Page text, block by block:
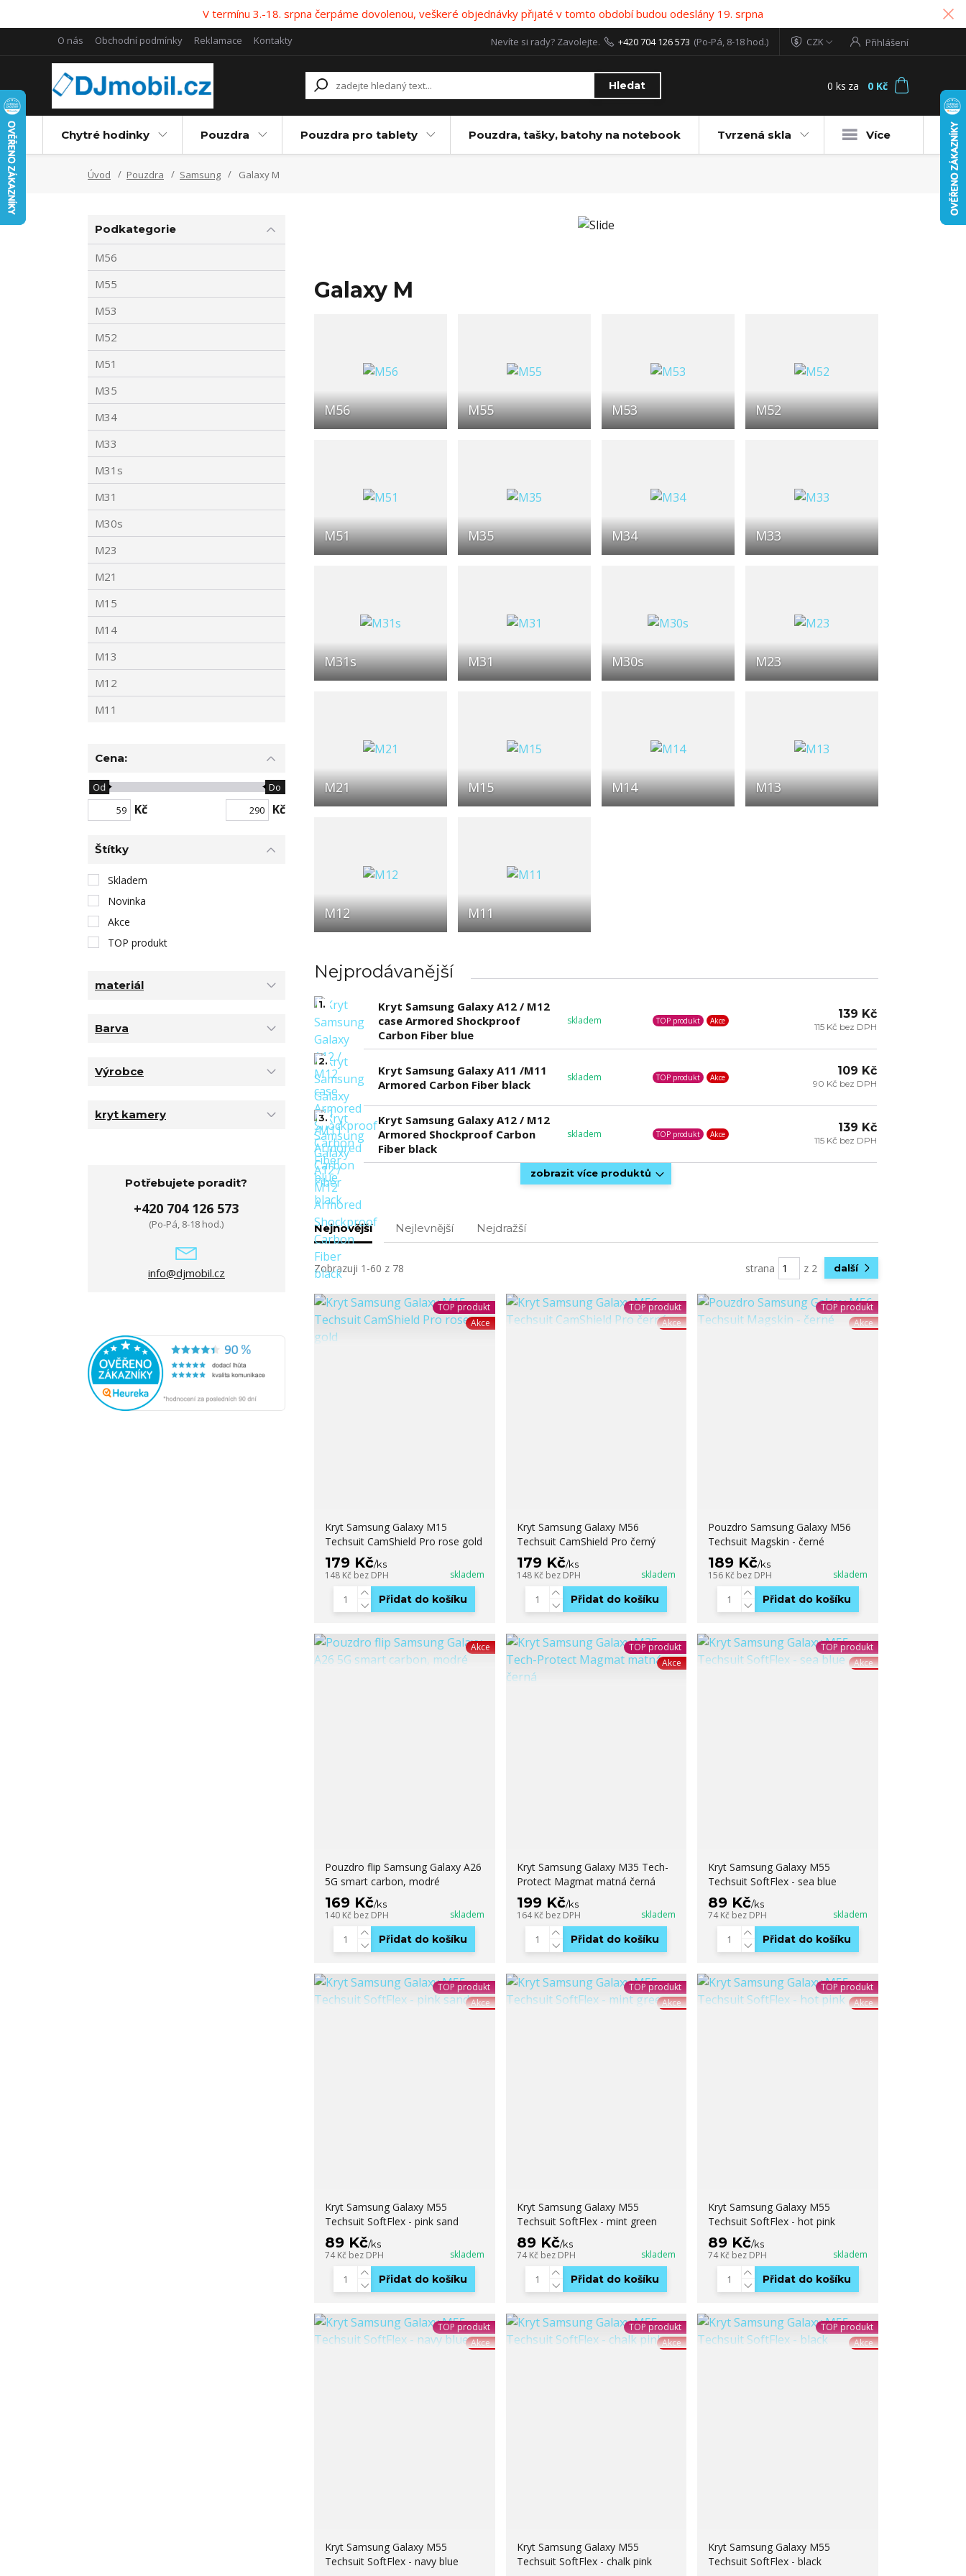
V termínu 3.-18. srpna čerpáme dovolenou, veškeré objednávky přijaté v tomto období budou odeslány 19. srpna
O nás Obchodní podmínky Reklamace Kontakty CZK Přihlášení
Hledat
Nevíte si rady? Zavolejte. +420 704 126 573 (Po-Pá, 8-18 hod.)
0 ks za 0 Kč
Chytré hodinky Pouzdra Pouzdra pro tablety Pouzdra, tašky, batohy na notebook Tvrzená skla Více
Úvod Pouzdra Samsung Galaxy M
Galaxy M
M56 M55 M53 M52
M51 M35 M34 M33
M31s M31 M30s M23
M21 M15 M14 M13
M12 M11
Nejprodávanější
1.
Kryt Samsung Galaxy A12 / M12
case Armored Shockproof
Carbon Fiber blue
skladem TOP produkt Akce 139 Kč
115 Kč bez DPH
2.
Kryt Samsung Galaxy A11 /M11
Armored Carbon Fiber black
skladem TOP produkt Akce 109 Kč
90 Kč bez DPH
3.
Kryt Samsung Galaxy A12 / M12
Armored Shockproof Carbon
Fiber black
skladem TOP produkt Akce 139 Kč
115 Kč bez DPH
zobrazit více produktů
Nejnovější Nejlevnější Nejdražší
Zobrazuji 1-60 z 78 strana z 2 další
TOP produkt
Akce
Kryt Samsung Galaxy M15
Techsuit CamShield Pro rose gold
179 Kč/ks
148 Kč bez DPH skladem
Přidat do košíku
TOP produkt
Akce
Kryt Samsung Galaxy M56
Techsuit CamShield Pro černý
179 Kč/ks
148 Kč bez DPH skladem
Přidat do košíku
TOP produkt
Akce
Pouzdro Samsung Galaxy M56
Techsuit Magskin - černé
189 Kč/ks
156 Kč bez DPH skladem
Přidat do košíku
Akce
Pouzdro flip Samsung Galaxy A26
5G smart carbon, modré
169 Kč/ks
140 Kč bez DPH skladem
Přidat do košíku
TOP produkt
Akce
Kryt Samsung Galaxy M35 Tech-
Protect Magmat matná černá
199 Kč/ks
164 Kč bez DPH skladem
Přidat do košíku
TOP produkt
Akce
Kryt Samsung Galaxy M55
Techsuit SoftFlex - sea blue
89 Kč/ks
74 Kč bez DPH skladem
Přidat do košíku
TOP produkt
Akce
Kryt Samsung Galaxy M55
Techsuit SoftFlex - pink sand
89 Kč/ks
74 Kč bez DPH skladem
Přidat do košíku
TOP produkt
Akce
Kryt Samsung Galaxy M55
Techsuit SoftFlex - mint green
89 Kč/ks
74 Kč bez DPH skladem
Přidat do košíku
TOP produkt
Akce
Kryt Samsung Galaxy M55
Techsuit SoftFlex - hot pink
89 Kč/ks
74 Kč bez DPH skladem
Přidat do košíku
TOP produkt
Akce
Kryt Samsung Galaxy M55
Techsuit SoftFlex - navy blue
TOP produkt
Akce
Kryt Samsung Galaxy M55
Techsuit SoftFlex - chalk pink
TOP produkt
Akce
Kryt Samsung Galaxy M55
Techsuit SoftFlex - black
Podkategorie
M56
M55
M53
M52
M51
M35
M34
M33
M31s
M31
M30s
M23
M21
M15
M14
M13
M12
M11
Cena:
Kč
Od Do
Kč
Štítky
Skladem
Novinka
Akce
TOP produkt
materiál
Barva
Výrobce
kryt kamery
Potřebujete poradit?
+420 704 126 573
(Po-Pá, 8-18 hod.)
info@djmobil.cz